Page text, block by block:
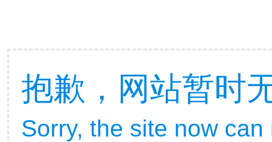
抱歉，网站暂时
Sorry, the site now